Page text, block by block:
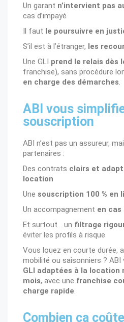
Un garant n’intervient pas
cas d’impayé
Il faut le poursuivre en
S’il est à l’étranger, les
Une GLI prend le relais dès
franchise), sans procédure
en charge des démarches.
ABI vous
souscription
ABI n’est pas un assureur,
partenaires :
Des contrats clairs et
location
Une souscription 100 % en
Un accompagnement en cas
Et surtout… un filtrage
éviter les profils à risque
Vous louez en courte durée,
mobilité ou saisonniers ?
GLI adaptées à la location
mois, avec une franchise
charge rapide.
Combien ça